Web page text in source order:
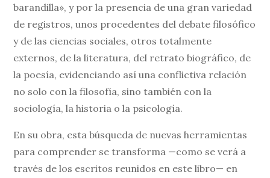
barandilla», y por la presencia de una gran variedad
de registros, unos procedentes del debate filosófico
y de las ciencias sociales, otros totalmente
externos, de la literatura, del retrato biográfico, de
la poesía, evidenciando así una conflictiva relación
no solo con la filosofía, sino también con la
sociología, la historia o la psicología.
En su obra, esta búsqueda de nuevas herramientas
para comprender se transforma —como se verá a
través de los escritos reunidos en este libro— en